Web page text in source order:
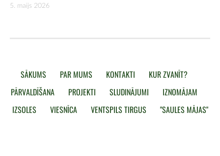
5. maijs 2026
SĀKUMS PAR MUMS KONTAKTI
KUR ZVANĪT?
PĀRVALDĪŠANA
PROJEKTI SLUDINĀJUMI
IZNOMĀJAM
IZSOLES
VIESNĪCA VENTSPILS TIRGUS "SAULES MĀJAS"